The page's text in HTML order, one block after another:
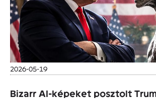
2026-05-19
Bizarr AI-képeket posztolt